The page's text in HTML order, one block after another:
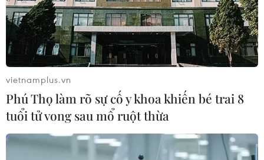
vietnamplus.vn
Phú Thọ làm rõ sự cố y khoa khiến bé trai 8
tuổi tử vong sau mổ ruột thừa